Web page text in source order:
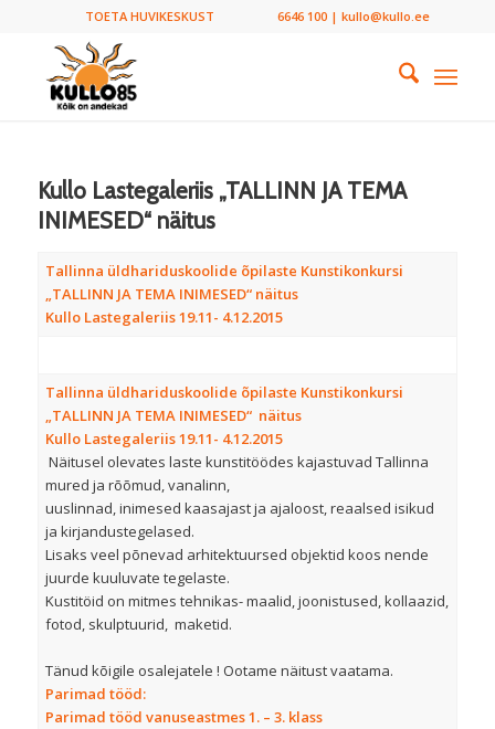
TOETA HUVIKESKUST 6646 100 | kullo@kullo.ee
Kullo Lastegaleriis „TALLINN JA TEMA
INIMESED“ näitus
Tallinna üldhariduskoolide õpilaste Kunstikonkursi
„TALLINN JA TEMA INIMESED“ näitus
Kullo Lastegaleriis 19.11- 4.12.2015
Tallinna üldhariduskoolide õpilaste Kunstikonkursi
„TALLINN JA TEMA INIMESED“ näitus
Kullo Lastegaleriis 19.11- 4.12.2015
Näitusel olevates laste kunstitöödes kajastuvad Tallinna
mured ja rõõmud, vanalinn,
uuslinnad, inimesed kaasajast ja ajaloost, reaalsed isikud
ja kirjandustegelased.
Lisaks veel põnevad arhitektuursed objektid koos nende
juurde kuuluvate tegelaste.
Kustitöid on mitmes tehnikas- maalid, joonistused, kollaazid,
fotod, skulptuurid, maketid.
Tänud kõigile osalejatele ! Ootame näitust vaatama.
Parimad tööd:
Parimad tööd vanuseastmes 1. – 3. klass